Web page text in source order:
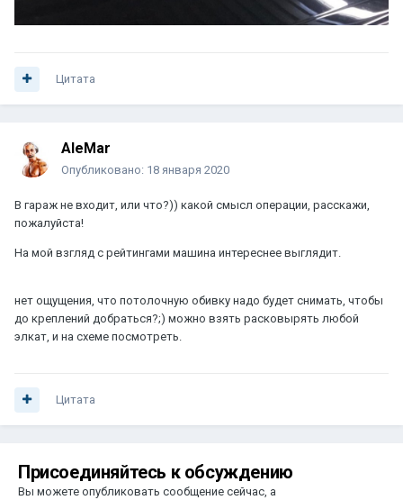
Цитата
AleMar
Опубликовано: 18 января 2020
В гараж не входит, или что?)) какой смысл операции, расскажи,
пожалуйста!
На мой взгляд с рейтингами машина интереснее выглядит.
нет ощущения, что потолочную обивку надо будет снимать, чтобы
до креплений добраться?;) можно взять расковырять любой
элкат, и на схеме посмотреть.
Цитата
Присоединяйтесь к обсуждению
Вы можете опубликовать сообщение сейчас, а